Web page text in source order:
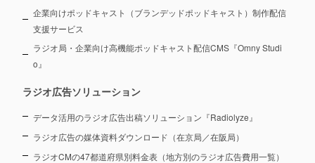
企業向けポッドキャスト（ブランデッドポッドキャスト）制作配信
支援サービス
ラジオ局・企業向け高機能ポッドキャスト配信CMS『Omny Studi
o』
ラジオ広告ソリューション
データ活用のラジオ広告出稿ソリューション『Radiolyze』
ラジオ広告の媒体資料ダウンロード（在京局／在阪局）
ラジオCMの47都道府県別料金表（地方別のラジオ広告費用一覧）